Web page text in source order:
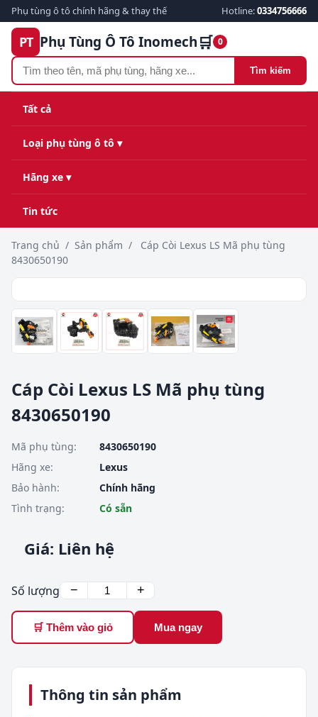
Phụ tùng ô tô chính hãng & thay thế Hotline:0334756666
PT Phụ Tùng Ô Tô Inomech
Tìm kiếm
🛒 0
Tất cả
Loại phụ tùng ô tô ▾
Hãng xe ▾
Tin tức
Trang chủ / Sản phẩm /
Cáp Còi Lexus LS Mã phụ tùng
8430650190
Cáp Còi Lexus LS Mã phụ tùng
8430650190
Mã phụ tùng:
8430650190
Hãng xe:
Lexus
Bảo hành:
Chính hãng
Tình trạng:
Có sẵn
Giá: Liên hệ
Số lượng − +
🛒 Thêm vào giỏ Mua ngay
Thông tin sản phẩm